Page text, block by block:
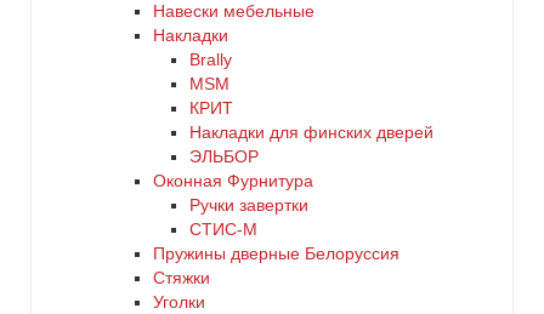
Навески мебельные
Накладки
Brally
MSM
КРИТ
Накладки для финских дверей
ЭЛЬБОР
Оконная Фурнитура
Ручки завертки
СТИС-М
Пружины дверные Белоруссия
Стяжки
Уголки